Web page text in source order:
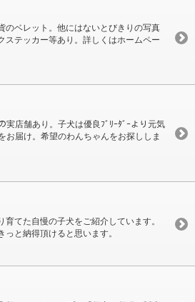
のベレット。他にはないとびきりの写真
ステッカー等あり。詳しくはホームペー
実店舗あり。子犬は優良ﾌﾞﾘｰﾀﾞｰより元気
お届け。希望のわんちゃんをお探ししま
てた自慢の子犬をご紹介しています。
と納得頂けると思います。